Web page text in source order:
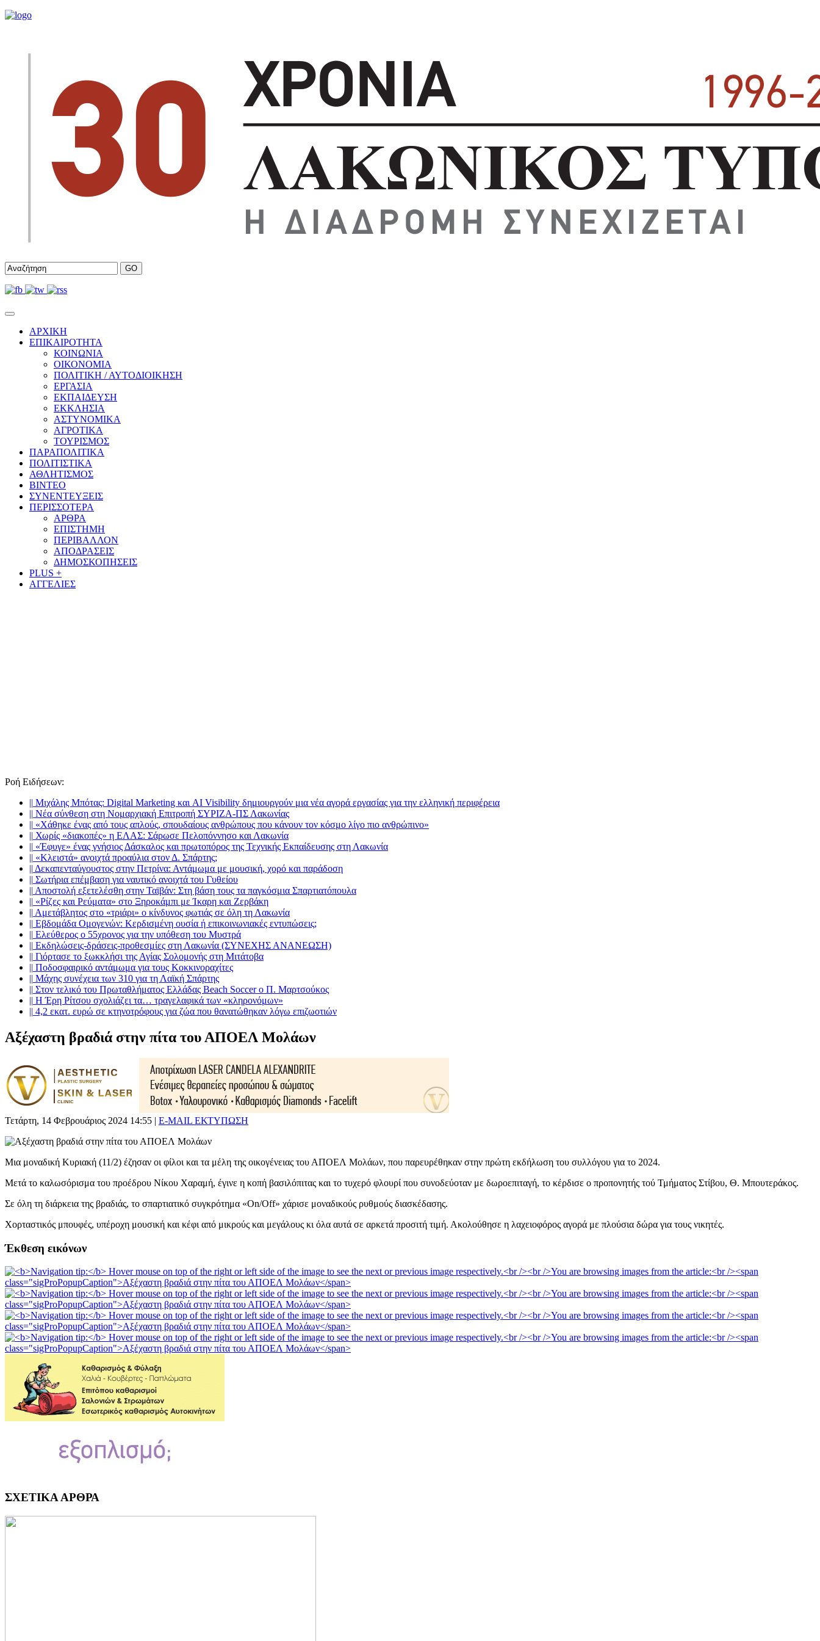
ΑΡΧΙΚΗ
ΕΠΙΚΑΙΡΟΤΗΤΑ
ΚΟΙΝΩΝΙΑ
ΟΙΚΟΝΟΜΙΑ
ΠΟΛΙΤΙΚΗ / ΑΥΤΟΔΙΟΙΚΗΣΗ
ΕΡΓΑΣΙΑ
ΕΚΠΑΙΔΕΥΣΗ
ΕΚΚΛΗΣΙΑ
ΑΣΤΥΝΟΜΙΚΑ
ΑΓΡΟΤΙΚΑ
ΤΟΥΡΙΣΜΟΣ
ΠΑΡΑΠΟΛΙΤΙΚΑ
ΠΟΛΙΤΙΣΤΙΚΑ
ΑΘΛΗΤΙΣΜΟΣ
ΒΙΝΤΕΟ
ΣΥΝΕΝΤΕΥΞΕΙΣ
ΠΕΡΙΣΣΟΤΕΡΑ
ΑΡΘΡΑ
ΕΠΙΣΤΗΜΗ
ΠΕΡΙΒΑΛΛΟΝ
ΑΠΟΔΡΑΣΕΙΣ
ΔΗΜΟΣΚΟΠΗΣΕΙΣ
PLUS +
ΑΓΓΕΛΙΕΣ
Ροή Ειδήσεων:
|| Μιχάλης Μπότας: Digital Marketing και AI Visibility δημιουργούν μια νέα αγορά εργασίας για την ελληνική περιφέρεια
|| Νέα σύνθεση στη Νομαρχιακή Επιτροπή ΣΥΡΙΖΑ-ΠΣ Λακωνίας
|| «Χάθηκε ένας από τους απλούς, σπουδαίους ανθρώπους που κάνουν τον κόσμο λίγο πιο ανθρώπινο»
|| Χωρίς «διακοπές» η ΕΛΑΣ: Σάρωσε Πελοπόννησο και Λακωνία
|| «Έφυγε» ένας γνήσιος Δάσκαλος και πρωτοπόρος της Τεχνικής Εκπαίδευσης στη Λακωνία
|| «Κλειστά» ανοιχτά προαύλια στον Δ. Σπάρτης;
|| Δεκαπενταύγουστος στην Πετρίνα: Αντάμωμα με μουσική, χορό και παράδοση
|| Σωτήρια επέμβαση για ναυτικό ανοιχτά του Γυθείου
|| Αποστολή εξετελέσθη στην Ταϊβάν: Στη βάση τους τα παγκόσμια Σπαρτιατόπουλα
|| «Ρίζες και Ρεύματα» στο Ξηροκάμπι με Ίκαρη και Ζερβάκη
|| Αμετάβλητος στο «τριάρι» ο κίνδυνος φωτιάς σε όλη τη Λακωνία
|| Εβδομάδα Ομογενών: Κερδισμένη ουσία ή επικοινωνιακές εντυπώσεις;
|| Ελεύθερος ο 55χρονος για την υπόθεση του Μυστρά
|| Εκδηλώσεις-δράσεις-προθεσμίες στη Λακωνία (ΣΥΝΕΧΗΣ ΑΝΑΝΕΩΣΗ)
|| Γιόρτασε το ξωκκλήσι της Αγίας Σολομονής στη Μιτάτοβα
|| Ποδοσφαιρικό αντάμωμα για τους Κοκκινοραχίτες
|| Μάχης συνέχεια των 310 για τη Λαϊκή Σπάρτης
|| Στον τελικό του Πρωταθλήματος Ελλάδας Beach Soccer ο Π. Μαρτσούκος
|| Η Έρη Ρίτσου σχολιάζει τα… τραγελαφικά των «κληρονόμων»
|| 4,2 εκατ. ευρώ σε κτηνοτρόφους για ζώα που θανατώθηκαν λόγω επιζωοτιών
Αξέχαστη βραδιά στην πίτα του ΑΠΟΕΛ Μολάων
Τετάρτη, 14 Φεβρουάριος 2024 14:55 | E-MAIL ΕΚΤΥΠΩΣΗ
Μια μοναδική Κυριακή (11/2) έζησαν οι φίλοι και τα μέλη της οικογένειας του ΑΠΟΕΛ Μολάων, που παρευρέθηκαν στην πρώτη εκδήλωση του συλλόγου για το 2024.
Μετά το καλωσόρισμα του προέδρου Νίκου Χαραμή, έγινε η κοπή βασιλόπιτας και το τυχερό φλουρί που συνοδεύοταν με δωροεπιταγή, το κέρδισε ο προπονητής τού Τμήματος Στίβου, Θ. Μπουτεράκος.
Σε όλη τη διάρκεια της βραδιάς, το σπαρτιατικό συγκρότημα «On/Off» χάρισε μοναδικούς ρυθμούς διασκέδασης.
Χορταστικός μπουφές, υπέροχη μουσική και κέφι από μικρούς και μεγάλους κι όλα αυτά σε αρκετά προσιτή τιμή. Ακολούθησε η λαχειοφόρος αγορά με πλούσια δώρα για τους νικητές.
Έκθεση εικόνων
ΣΧΕΤΙΚΑ ΑΡΘΡΑ